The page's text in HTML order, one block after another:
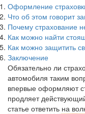
Оформление
Что об этом говорит
Почему страхование
Как можно найти
Как можно защитить
Заключение
Обязательно ли
автомобиля таким
впервые оформляют
продляет
статье ответить на